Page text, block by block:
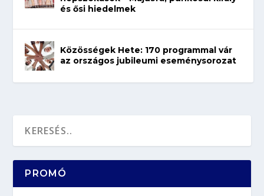
és ősi hiedelmek
Közösségek Hete: 170 programmal vár
az országos jubileumi eseménysorozat
PROMÓ